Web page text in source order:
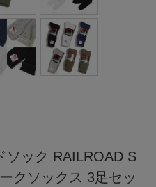
ソック RAILROAD S
クソックス 3足セッ